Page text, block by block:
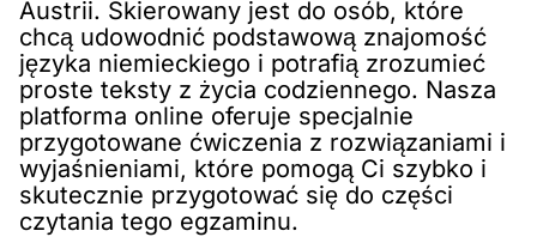
Austrii. Skierowany jest do osób, które
chcą udowodnić podstawową znajomość
języka niemieckiego i potrafią zrozumieć
proste teksty z życia codziennego. Nasza
platforma online oferuje specjalnie
przygotowane ćwiczenia z rozwiązaniami i
wyjaśnieniami, które pomogą Ci szybko i
skutecznie przygotować się do części
czytania tego egzaminu.